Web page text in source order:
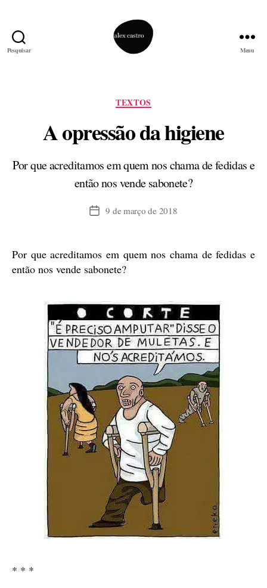
Pesquisar Menu
Categorias
TEXTOS
A opressão da higiene
Por que acreditamos em quem nos chama de fedidas e
então nos vende sabonete?
Data9 de março de 2018
Por que acreditamos em quem nos chama de fedidas e
então nos vende sabonete?
* * *